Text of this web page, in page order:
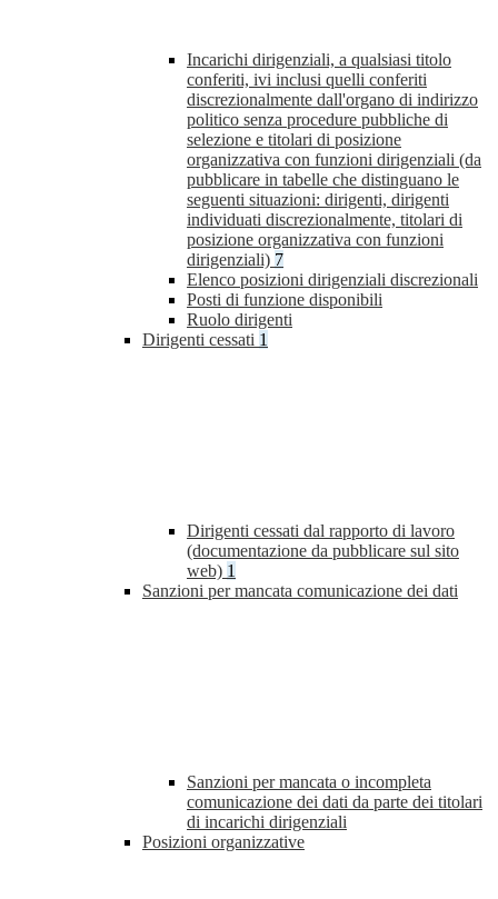
Incarichi dirigenziali, a qualsiasi titolo
conferiti, ivi inclusi quelli conferiti
discrezionalmente dall'organo di indirizzo
politico senza procedure pubbliche di
selezione e titolari di posizione
organizzativa con funzioni dirigenziali (da
pubblicare in tabelle che distinguano le
seguenti situazioni: dirigenti, dirigenti
individuati discrezionalmente, titolari di
posizione organizzativa con funzioni
dirigenziali) 7
Elenco posizioni dirigenziali discrezionali
Posti di funzione disponibili
Ruolo dirigenti
Dirigenti cessati 1
Dirigenti cessati dal rapporto di lavoro
(documentazione da pubblicare sul sito
web) 1
Sanzioni per mancata comunicazione dei dati
Sanzioni per mancata o incompleta
comunicazione dei dati da parte dei titolari
di incarichi dirigenziali
Posizioni organizzative